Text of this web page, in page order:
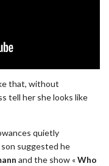
that, without
tell her shelooks like
quietly
suggested he
and the show «Who